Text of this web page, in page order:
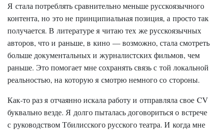
Я стала потреблять сравнительно меньше русскоязычного
контента, но это не принципиальная позиция, а просто так
получается. В литературе я читаю тех же русскоязычных
авторов, что и раньше, в кино — возможно, стала смотреть
больше документальных и журналистских фильмов, чем
раньше. Это помогает мне сохранять связь с той локальной
реальностью, на которую я смотрю немного со стороны.
Как-то раз я отчаянно искала работу и отправляла свое CV
буквально везде. Я долго пыталась договориться о встрече
с руководством Тбилисского русского театра. И когда мне